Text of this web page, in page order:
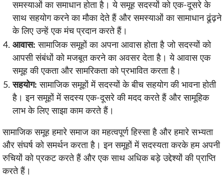
समस्याओं का समाधान होता है। ये समूह सदस्यों को एक-दूसरे के
साथ सहयोग करने का मौका देते हैं और समस्याओं का सामाधान ढूंढ़ने
के लिए उन्हें एक मंच प्रदान करते हैं।
आवास: सामाजिक समूहों का अपना आवास होता है जो सदस्यों को
आपसी संबंधों को मजबूत करने का अवसर देता है। ये आवास एक
समूह की एकता और सामरिकता को प्रभावित करता है।
सहयोग: सामाजिक समूहों में सदस्यों के बीच सहयोग की भावना होती
है। इन समूहों में सदस्य एक-दूसरे की मदद करते हैं और सामूहिक
लाभ के लिए साझा काम करते हैं।
सामाजिक समूह हमारे समाज का महत्वपूर्ण हिस्सा है और हमारे सभ्यता
और संघर्ष को समर्थन करता है। इन समूहों में सदस्यता करके हम अपनी
रुचियों को प्रकट करते हैं और एक साथ अधिक बड़े उद्देश्यों की प्राप्ति
करते हैं।